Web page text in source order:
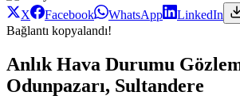
X Facebook WhatsApp LinkedIn
Bağlantı kopyalandı!
Anlık Hava Durumu
Odunpazarı, Sultandere